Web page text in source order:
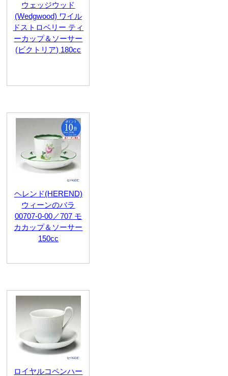
ウェッジウッド
(Wedgwood) ワイル
ドストロベリー ティ
ーカップ＆ソーサー
(ビクトリア) 180cc
ヘレンド(HEREND)
ウィーンのバラ
00707-0-00／707 モ
カカップ＆ソーサー
150cc
ロイヤルコペンハー